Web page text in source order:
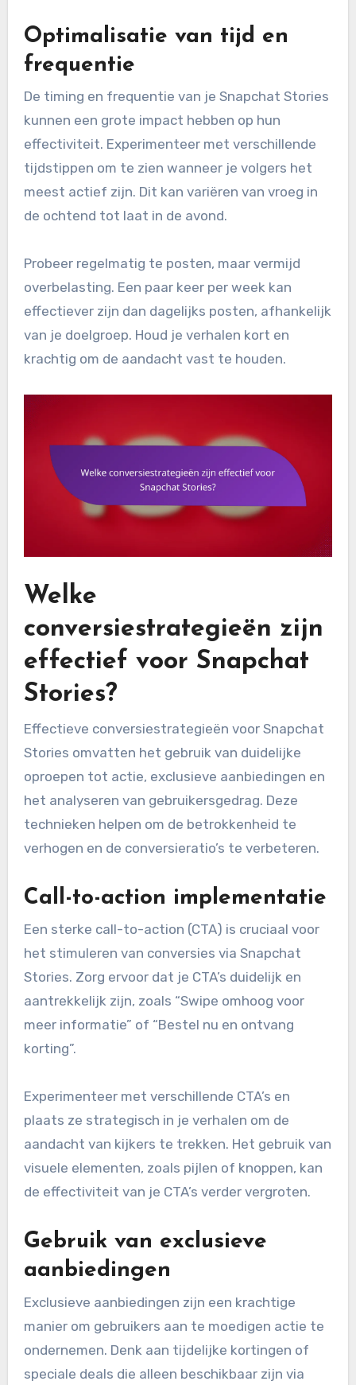
Optimalisatie van tijd en
frequentie
De timing en frequentie van je Snapchat Stories
kunnen een grote impact hebben op hun
effectiviteit. Experimenteer met verschillende
tijdstippen om te zien wanneer je volgers het
meest actief zijn. Dit kan variëren van vroeg in
de ochtend tot laat in de avond.
Probeer regelmatig te posten, maar vermijd
overbelasting. Een paar keer per week kan
effectiever zijn dan dagelijks posten, afhankelijk
van je doelgroep. Houd je verhalen kort en
krachtig om de aandacht vast te houden.
Welke
conversiestrategieën zijn
effectief voor Snapchat
Stories?
Effectieve conversiestrategieën voor Snapchat
Stories omvatten het gebruik van duidelijke
oproepen tot actie, exclusieve aanbiedingen en
het analyseren van gebruikersgedrag. Deze
technieken helpen om de betrokkenheid te
verhogen en de conversieratio’s te verbeteren.
Call-to-action implementatie
Een sterke call-to-action (CTA) is cruciaal voor
het stimuleren van conversies via Snapchat
Stories. Zorg ervoor dat je CTA’s duidelijk en
aantrekkelijk zijn, zoals “Swipe omhoog voor
meer informatie” of “Bestel nu en ontvang
korting”.
Experimenteer met verschillende CTA’s en
plaats ze strategisch in je verhalen om de
aandacht van kijkers te trekken. Het gebruik van
visuele elementen, zoals pijlen of knoppen, kan
de effectiviteit van je CTA’s verder vergroten.
Gebruik van exclusieve
aanbiedingen
Exclusieve aanbiedingen zijn een krachtige
manier om gebruikers aan te moedigen actie te
ondernemen. Denk aan tijdelijke kortingen of
speciale deals die alleen beschikbaar zijn via